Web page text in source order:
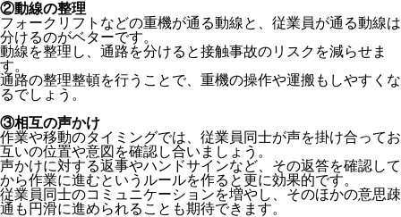
②動線の整理
フォークリフトなどの重機が通る動線と、従業員が通る動線は
分けるのがベターです。
動線を整理し、通路を分けると接触事故のリスクを減らせま
す。
通路の整理整頓を行うことで、重機の操作や運搬もしやすくな
るでしょう。
③相互の声かけ
作業や移動のタイミングでは、従業員同士が声を掛け合ってお
互いの位置や意図を確認し合いましょう。
声かけに対する返事やハンドサインなど、その返答を確認して
から作業に進むというルールを作ると更に効果的です。
従業員同士のコミュニケーションを増やし、そのほかの意思疎
通も円滑に進められることも期待できます。